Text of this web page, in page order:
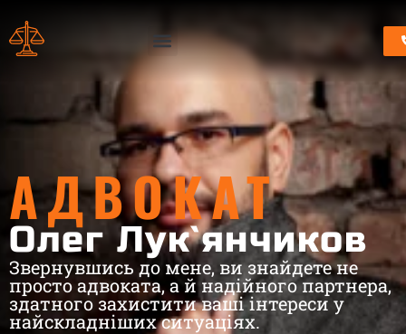
АДВОКАТ
Олег Лук`янчиков
Звернувшись до мене, ви знайдете не
просто адвоката, а й надійного партнера,
здатного захистити ваші інтереси у
найскладніших ситуаціях.